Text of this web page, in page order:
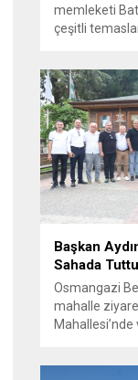
memleketi
çeşitli
esnada bir
işsizliğine dair
dertlerini
Şimşek’e
ilgisini çekti.
Başkan
Sahada Tuttu
Osmangazi
mahalle